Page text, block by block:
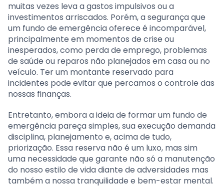
muitas vezes leva a gastos impulsivos ou a
investimentos arriscados. Porém, a segurança que
um fundo de emergência oferece é incomparável,
principalmente em momentos de crise ou
inesperados, como perda de emprego, problemas
de saúde ou reparos não planejados em casa ou no
veículo. Ter um montante reservado para
incidentes pode evitar que percamos o controle das
nossas finanças.
Entretanto, embora a ideia de formar um fundo de
emergência pareça simples, sua execução demanda
disciplina, planejamento e, acima de tudo,
priorização. Essa reserva não é um luxo, mas sim
uma necessidade que garante não só a manutenção
do nosso estilo de vida diante de adversidades mas
também a nossa tranquilidade e bem-estar mental.